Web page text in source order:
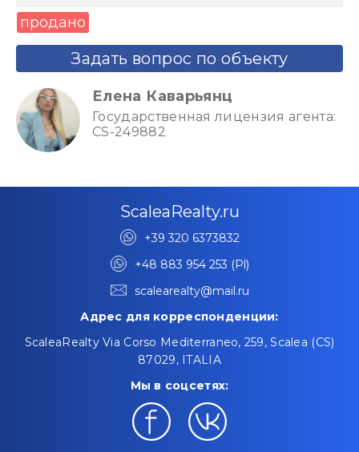
продано
Задать вопрос по объекту
Елена Каварьянц
Государственная лицензия агента:
CS-249882
ScaleaRealty.ru
+39 320 6373832
+48 883 954 253 (Pl)
scalearealty@mail.ru
Адрес для корреспонденции:
ScaleaRealty Via Corso Mediterraneo, 259, Scalea (CS)
87029, ITALIA
Мы в соцсетях: